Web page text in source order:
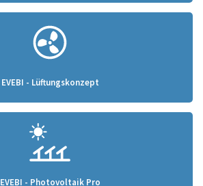
EVEBI - Lüftungskonzept
EVEBI - Photovoltaik Pro